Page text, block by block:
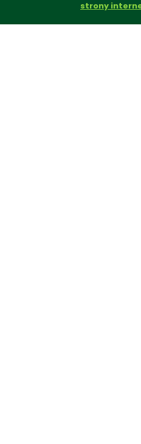
strony